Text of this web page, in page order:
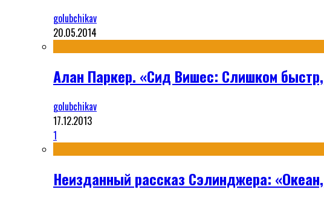
golubchikav
20.05.2014
Алан Паркер. «Сид Вишес: Слишком
golubchikav
17.12.2013
1
Неизданный рассказ Сэлинджера: